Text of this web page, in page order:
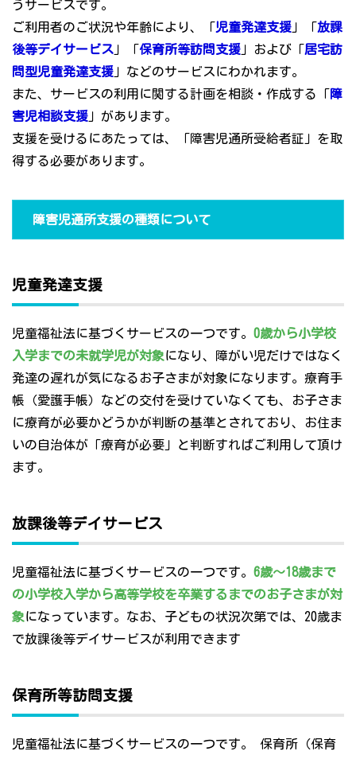
うサービスです。
ご利用者のご状況や年齢により、「児童発達支援 」「放課
後等デイサービス 」「保育所等訪問支援 」および「居宅訪
問型児童発達支援 」などのサービスにわかれます。
また、サービスの利用に関する計画を相談・作成する「障
害児相談支援 」があります。
支援を受けるにあたっては、「障害児通所受給者証」を取
得する必要があります。
障害児通所支援の種類について
児童発達支援
児童福祉法に基づくサービスの一つです。 0歳から小学校
入学までの未就学児が対象になり、障がい児だけではなく
発達の遅れが気になるお子さまが対象になります。療育手
帳（愛護手帳）などの交付を受けていなくても、お子さま
に療育が必要かどうかが判断の基準とされており、お住ま
いの自治体が「療育が必要」と判断すればご利用して頂け
ます。
放課後等デイサービス
児童福祉法に基づくサービスの一つです。 6歳～18歳まで
の小学校入学から高等学校を卒業するまでのお子さまが対
象になっています。なお、子どもの状況次第では、20歳ま
で放課後等デイサービスが利用できます
保育所等訪問支援
児童福祉法に基づくサービスの一つです。 保育所（保育